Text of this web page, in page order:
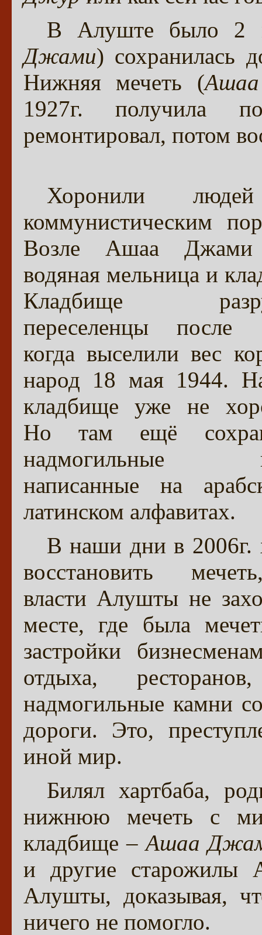
В Алуште было 2
Джами) сохранилась
Нижняя мечеть (
1927г. получила
ремонтировал, потом
Хоронили
коммунистическим
Возле Ашаа
водяная мельница и
Кладбище
переселенцы после
когда выселили вес
народ 18 мая 1944.
кладбище уже не
Но там ещё
надмогильные
написанные на
латинском алфавитах.
В наши дни в 2006г.
восстановить
власти Алушты не
месте, где была
застройки
отдыха,
надмогильные камни
дороги. Это,
иной мир.
Билял хартбаба,
нижнюю мечеть с
кладбище – Ашаа
и другие старожилы
Алушты, доказывая,
ничего не помогло.